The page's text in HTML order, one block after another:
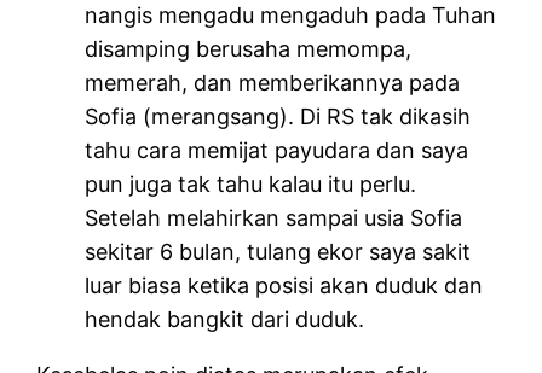
nangis mengadu mengaduh pada Tuhan
disamping berusaha memompa,
memerah, dan memberikannya pada
Sofia (merangsang). Di RS tak dikasih
tahu cara memijat payudara dan saya
pun juga tak tahu kalau itu perlu.
Setelah melahirkan sampai usia Sofia
sekitar 6 bulan, tulang ekor saya sakit
luar biasa ketika posisi akan duduk dan
hendak bangkit dari duduk.